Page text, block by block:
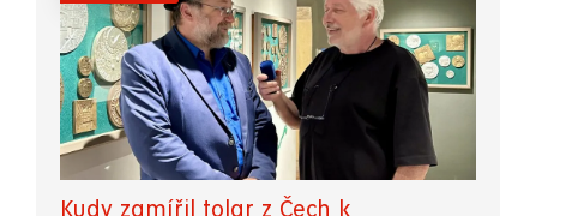
Kudy zamířil tolar z Čech k